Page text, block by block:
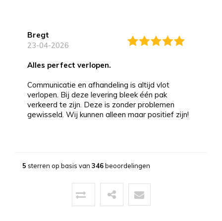
Bregt
23-04-2026
alles perfect verlopen.
Communicatie en afhandeling is altijd vlot
verlopen. Bij deze levering bleek één pak
verkeerd te zijn. Deze is zonder problemen
gewisseld. Wij kunnen alleen maar positief zijn!
13-03-2026
Uitstekende service zowel voor, tijdens als na
5 sterren op basis van 346beoordelingen